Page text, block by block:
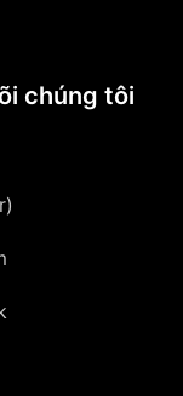
chúng tôi